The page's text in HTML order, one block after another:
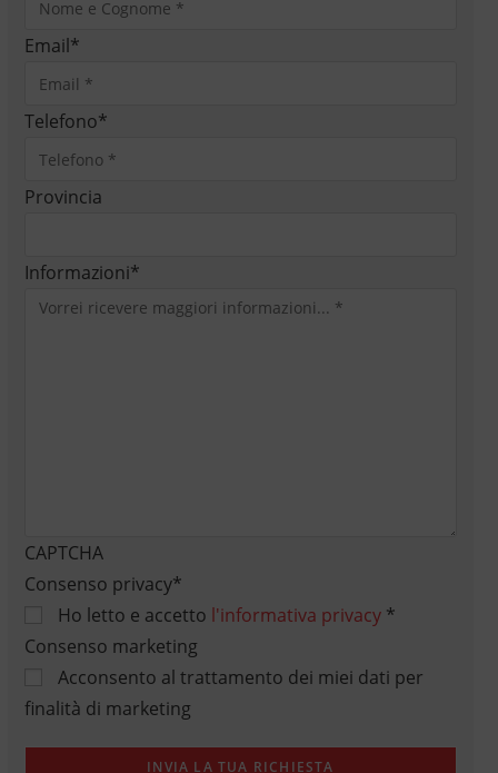
Email*
Telefono*
Provincia
Informazioni*
CAPTCHA
Consenso privacy*
Ho letto e accetto l'informativa privacy*
Consenso marketing
Acconsento al trattamento dei miei dati per
finalità di marketing